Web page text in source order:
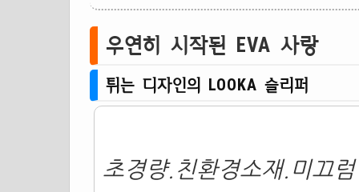
우연히 시작된 EVA 사랑
튀는 디자인의 LOOKA 슬리퍼
초경량.친환경소재.미끄